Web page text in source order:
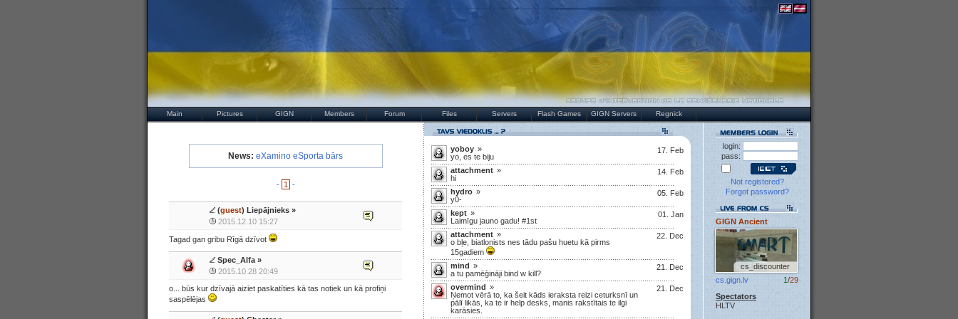
Main Pictures GIGN Members Forum Files Servers Flash Games GIGN Servers Regnick
News: eXamino eSporta bārs
- 1 -
(guest) Liepājnieks »
2015.12.10 15:27
Tagad gan gribu Rīgā dzīvot
Spec_Alfa »
2015.10.28 20:49
o... būs kur dzīvajā aiziet paskatīties kā tas notiek un kā profiņi
saspēlējas
yoboy »
yo, es te biju
17. Feb
attachment »
hi
14. Feb
hydro »
y0-
05. Feb
kept »
Laimīgu jauno gadu! #1st
01. Jan
attachment »
o bļe, biatlonists nes tādu pašu huetu kā pirms
15gadiem
22. Dec
mind »
a tu pamēģināji bind w kill?
21. Dec
overmind »
Ņemot vērā to, ka šeit kāds ieraksta reizi ceturksnī un
pālī likās, ka te ir help desks, manis rakstītais te ilgi
karāsies.
21. Dec
login:
pass:
Not registered?
Forgot password?
GIGN Ancient
cs_discounter
1/29
cs.gign.lv
Spectators
HLTV